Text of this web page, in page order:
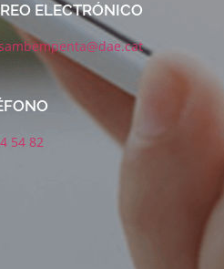
ELECTRÓNICO
54 82